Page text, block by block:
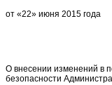
от
О внесении изменений в
безопасности